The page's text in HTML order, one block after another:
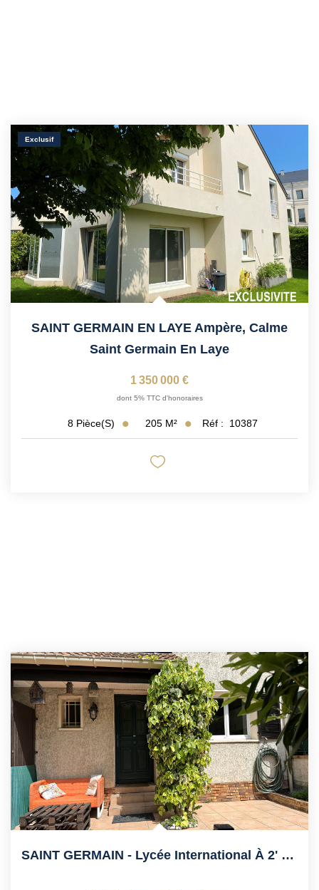
Exclusif
SAINT GERMAIN EN LAYE Ampère, Calme
Saint Germain En Laye
1 350 000 €
dont 5% TTC d'honoraires
8 Pièce(s) 205 M² Réf : 10387
SAINT GERMAIN - Lycée International À 2' À Pied, TRAM